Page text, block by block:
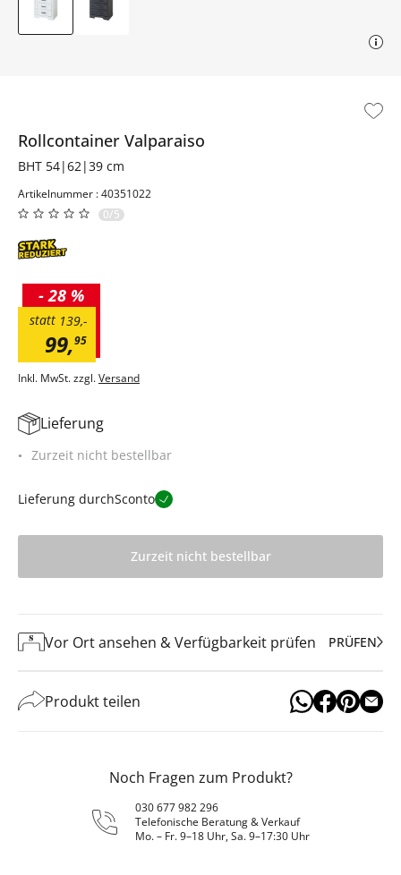
Rollcontainer Valparaiso
BHT 54|62|39 cm
Artikelnummer : 40351022
0/5
99,95
139,-
statt
- 28 %
Inkl. MwSt. zzgl.Versand
Lieferung
Zurzeit nicht bestellbar
Lieferung durchSconto
Zurzeit nicht bestellbar
Vor Ort ansehen & Verfügbarkeit prüfen PRÜFEN
Produkt teilen
Noch Fragen zum Produkt?
030 677 982 296
Telefonische Beratung & Verkauf
Mo. – Fr. 9–18 Uhr, Sa. 9–17:30 Uhr